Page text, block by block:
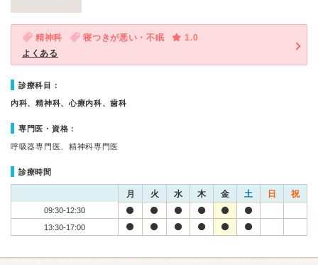
精神科 寝つきが悪い・不眠
1.0
よくある
診療科目：
内科、精神科、心療内科、歯科
専門医・資格：
呼吸器専門医、精神科専門医
診療時間
月 火 水 木 金 土 日 祝
09:30-12:30
13:30-17:00